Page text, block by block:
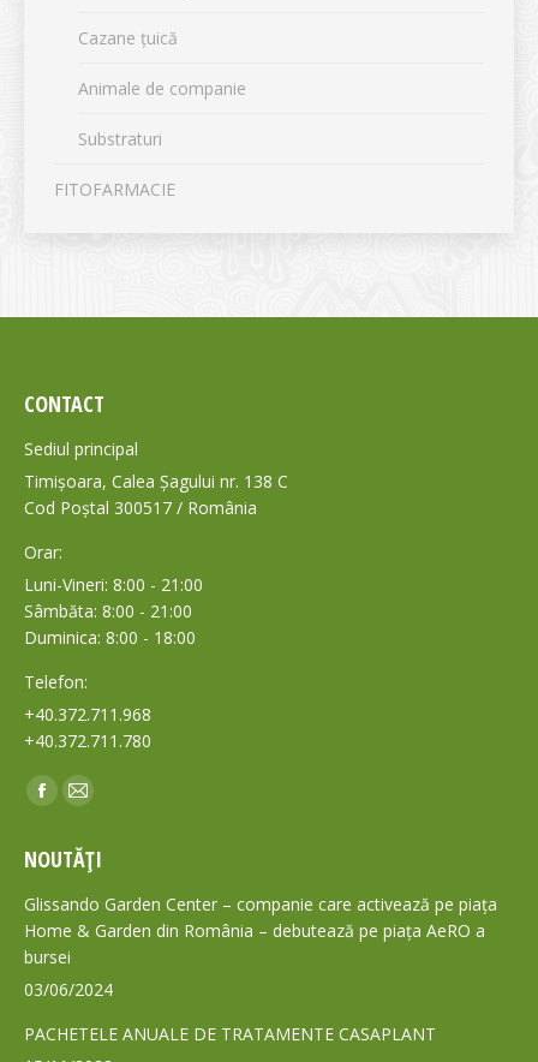
Cazane țuică
Animale de companie
Substraturi
FITOFARMACIE
CONTACT
Sediul principal
Timișoara, Calea Șagului nr. 138 C
Cod Poștal 300517 / România
Orar:
Luni-Vineri: 8:00 - 21:00
Sâmbăta: 8:00 - 21:00
Duminica: 8:00 - 18:00
Telefon:
+40.372.711.968
+40.372.711.780
Find us on:
Facebook
opens
in
new
window
Mail
opens
in
new
NOUTĂȚI
Glissando Garden Center – companie care activează pe piața
Home & Garden din România – debutează pe piața AeRO a
bursei
03/06/2024
PACHETELE ANUALE DE TRATAMENTE CASAPLANT